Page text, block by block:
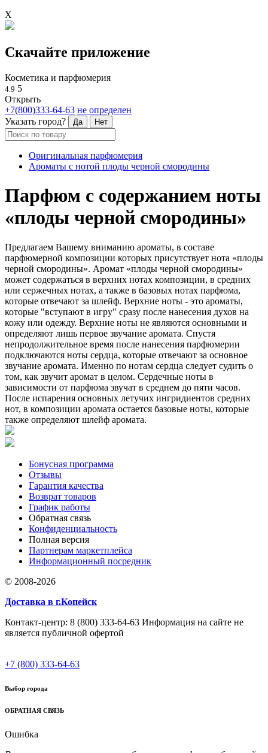
X
Скачайте приложение
Косметика и парфюмерия
4.9 5
Открыть
+7(800)333-64-63 не определен
Указать город?
Да Нет
Оригинальная парфюмерия
Ароматы с нотой плоды черной смородины
Парфюм с содержанием ноты
«плоды черной смородины»
Предлагаем Вашему вниманию ароматы, в составе
парфюмерной композиции которых присутствует нота «плоды
черной смородины». Аромат «плоды черной смородины»
может содержаться в верхних нотах композиции, в средних
или сержечных нотах, а также в базовых нотах парфюма,
которые отвечают за шлейф. Верхние ноты - это ароматы,
которые "вступают в игру" сразу после нанесения духов на
кожу или одежду. Верхние ноты не являются основными и
определяют лишь первое звучание аромата. Спустя
непродолжительное время после нанесения парфюмерии
подключаются ноты сердца, которые отвечают за основное
звучание аромата. Именно по нотам сердца следует судить о
том, как звучит аромат в целом. Сердечные ноты в
зависимости от парфюма звучат в среднем до пяти часов.
После испарения основных летучих ингридиентов средних
нот, в композиции аромата остается базовые ноты, которые
также определяют шлейф аромата.
Бонусная программа
Отзывы
Гарантия качества
Возврат товаров
График работы
Обратная связь
Конфиденциальность
Полная версия
Партнерам маркетплейса
Информационный посредник
© 2008-2026
Доставка в г.Копейск
Контакт-центр: 8 (800) 333-64-63 Информация на сайте не
является публичной офертой
+7 (800) 333-64-63
Выбор города
ОБРАТНАЯ СВЯЗЬ
Ошибка